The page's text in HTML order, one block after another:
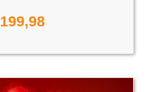
199,98